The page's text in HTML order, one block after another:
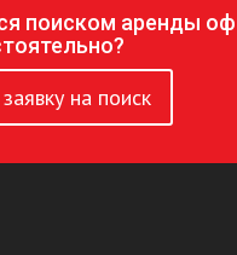
поиском аренды
на поиск